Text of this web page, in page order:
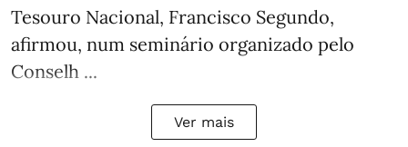
Tesouro Nacional, Francisco Segundo,
afirmou, num seminário organizado pelo
Conselh ...
Ver mais